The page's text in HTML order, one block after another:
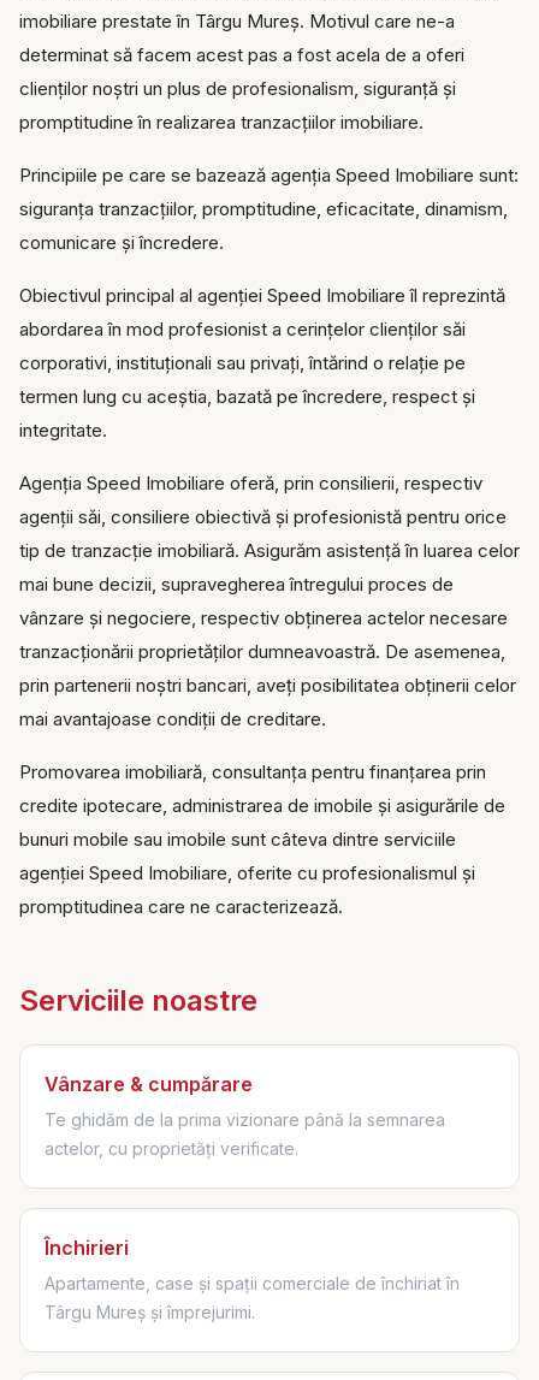
imobiliare prestate în Târgu Mureș. Motivul care ne-a
determinat să facem acest pas a fost acela de a oferi
clienților noștri un plus de profesionalism, siguranță și
promptitudine în realizarea tranzacțiilor imobiliare.
Principiile pe care se bazează agenția Speed Imobiliare sunt:
siguranța tranzacțiilor, promptitudine, eficacitate, dinamism,
comunicare și încredere.
Obiectivul principal al agenției Speed Imobiliare îl reprezintă
abordarea în mod profesionist a cerințelor clienților săi
corporativi, instituționali sau privați, întărind o relație pe
termen lung cu aceștia, bazată pe încredere, respect și
integritate.
Agenția Speed Imobiliare oferă, prin consilierii, respectiv
agenții săi, consiliere obiectivă și profesionistă pentru orice
tip de tranzacție imobiliară. Asigurăm asistență în luarea celor
mai bune decizii, supravegherea întregului proces de
vânzare și negociere, respectiv obținerea actelor necesare
tranzacționării proprietăților dumneavoastră. De asemenea,
prin partenerii noștri bancari, aveți posibilitatea obținerii celor
mai avantajoase condiții de creditare.
Promovarea imobiliară, consultanța pentru finanțarea prin
credite ipotecare, administrarea de imobile și asigurările de
bunuri mobile sau imobile sunt câteva dintre serviciile
agenției Speed Imobiliare, oferite cu profesionalismul și
promptitudinea care ne caracterizează.
Serviciile noastre
Vânzare & cumpărare
Te ghidăm de la prima vizionare până la semnarea
actelor, cu proprietăți verificate.
Închirieri
Apartamente, case și spații comerciale de închiriat în
Târgu Mureș și împrejurimi.